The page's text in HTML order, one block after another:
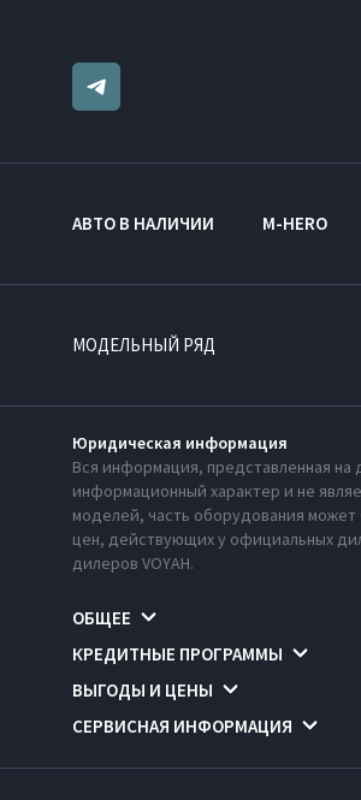
АВТО В НАЛИЧИИ M-HERO
МОДЕЛЬНЫЙ РЯД
Юридическая информация
Вся информация, представленная на
информационный характер и не
моделей, часть оборудования может
цен, действующих у официальных
дилеров VOYAH.
ОБЩЕЕ
КРЕДИТНЫЕ ПРОГРАММЫ
ВЫГОДЫ И ЦЕНЫ
СЕРВИСНАЯ ИНФОРМАЦИЯ